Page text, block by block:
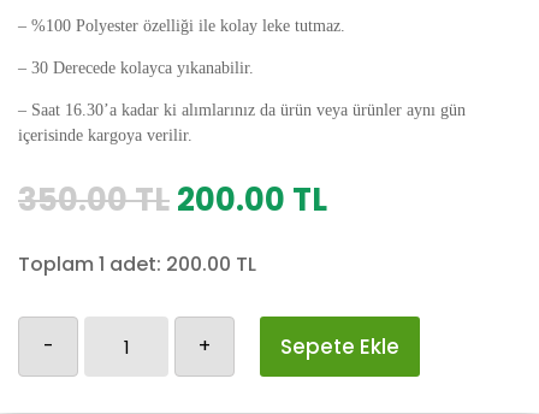
– %100 Polyester özelliği ile kolay leke tutmaz.
– 30 Derecede kolayca yıkanabilir.
– Saat 16.30’a kadar ki alımlarınız da ürün veya ürünler aynı gün
içerisinde kargoya verilir.
350.00TLOrijinal
350.00 TL.
200.00 TLŞu
Toplam 1 adet: 200.00 TL
- + Sepete Ekle